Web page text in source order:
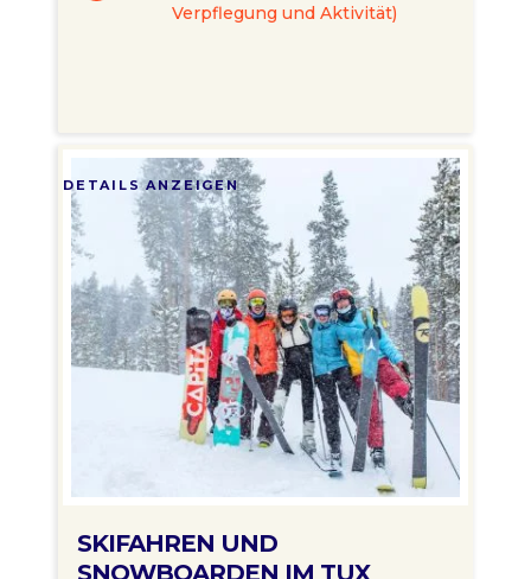
Verpflegung und Aktivität)
SKIFAHREN UND
SNOWBOARDEN IM TUX
DETAILS ANZEIGEN